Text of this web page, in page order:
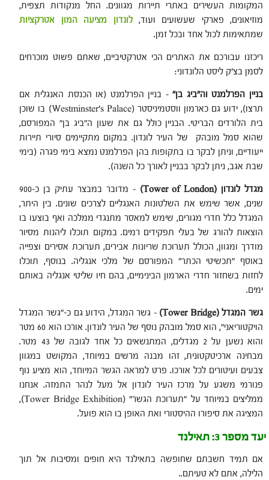
המקומות העשירים באתרי תיירות מגוונים. החל מנקודות תצפית,
מוזיאונים, פארקי שעשועים ועוד,לונדון מציעה המון אטרקציות
שמתאימות לכול אחד ובכל זמן.
ריכזנו עבורכם את האתרים הכי אטרקטיביים, שאתם פשוט מוכרחים
לסמן בצ'ק ליסט הלונדוני:
בניין הפרלמנט וה"ביג בן"– בניין הפרלמנט (או הכנסת האנגלית אם
תרצו), ידוע גם כארמון ווסטמיניסטר (Westminster's Palace) בו שוכן
בית הלורדים הבריטי. הבניין כולל גם את שעון ה"ביג בן" המפורסם,
שהוא סמל מובהק של העיר לונדון. במקום מתקיימים סיורי תיירות
ייעודיים, וניתן לבקר בו בתקופות בהן הפרלמנט נמצא בימי פגרה (בימי
שבת אגב, ניתן לבקר בבניין לאורך כל השנה).
מגדל לונדון (Tower of London
)
– מדובר במבצר עתיק בן כ-900
שנים, אשר שימש את השלטונות האנגליים לצרכים שונים. בין היתר,
המגדל כלל חדרי מגורים, שימש למאסר מתנגדי ממלכה ואף בוצעו בו
הוצאות להורג של בעלי תפקידים רמים. במקום תוכלו ליהנות מסיור
מודרך ומגוון, הכולל תערוכת שריונות אבירים, תערוכת אסירים וצפייה
באוסף "תכשיטי הכתר" המפורסם של מלכי אנגליה. בנוסף, תוכלו
לחזות בשחזור חדרי הארמון הבינימיים, בהם חיו שליטי אנגליה באותם
ימים.
גשר המגדל (Tower Bridge
) – גשר המגדל, הידוע גם כ-"גשר המגדל
הויקטוריאני", הוא סמל מובהק נוסף של העיר לונדון. אורכו הוא 60 מטר
והוא נשען על 2 מגדלים, המתנשאים כל אחד לגובה של 43 מטר.
מבחינה ארכיטקטונית, זהו מבנה מרשים במיוחד, המקושט במגוון
צבעים ועיטורים לכל אורכו. פרט למראה הגשר המיוחד, הוא מציע נוף
פנורמי משגע על מרכז העיר לונדון אל מעל לנהר התמזה. אנחנו
ממליצים במיוחד על "תערוכת הגשר" (Tower Bridge Exhibition),
המציגה את סיפורו ההיסטורי ואת האופן בו הוא פועל.
יעד מספר 3: תאילנד
אם תמיד חשבתם שחופשה בתאילנד היא חופים ומסיבות אל תוך
הלילה, אתם לא טעיתם..